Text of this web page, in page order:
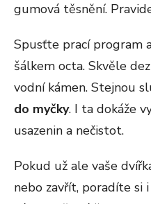
gumová těsnění.
Spusťte prací program
šálkem octa. Skvěle
vodní kámen. Stejnou
do myčky. I ta dokáže
usazenin a nečistot.
Pokud už ale vaše
nebo zavřít, poradíte si